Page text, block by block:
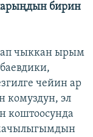
бирин
чыккан ырым
чейин ар
комуздун, эл
коштоосунда